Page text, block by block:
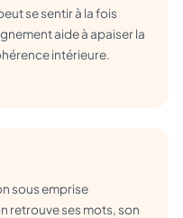
se sentir à la fois
aide à apaiser la
intérieure.
sous emprise
retrouve ses mots, son